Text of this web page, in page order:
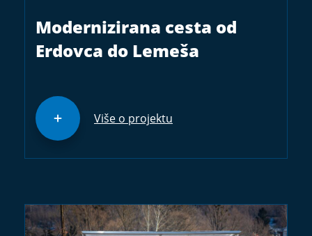
Modernizirana cesta od
Erdovca do Lemeša
Više o projektu